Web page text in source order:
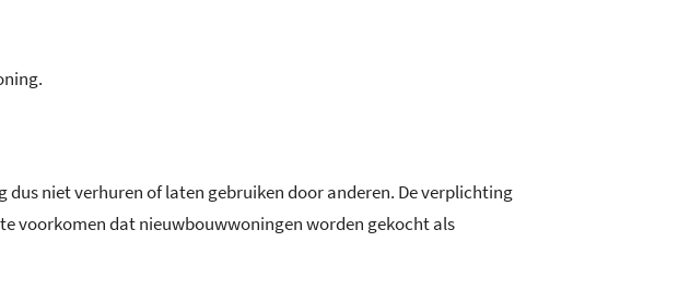
niet verhuren of laten gebruiken door anderen. De verplichting
voorkomen dat nieuwbouwwoningen worden gekocht als